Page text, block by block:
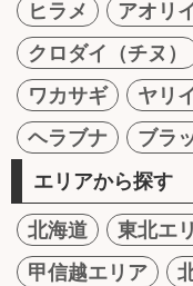
ヒラメ アオリ
クロダイ（チヌ）
ワカサギ
ヤリ
ヘラブナ
ブラ
エリアから探す
北海道 東北エ
甲信越エリア